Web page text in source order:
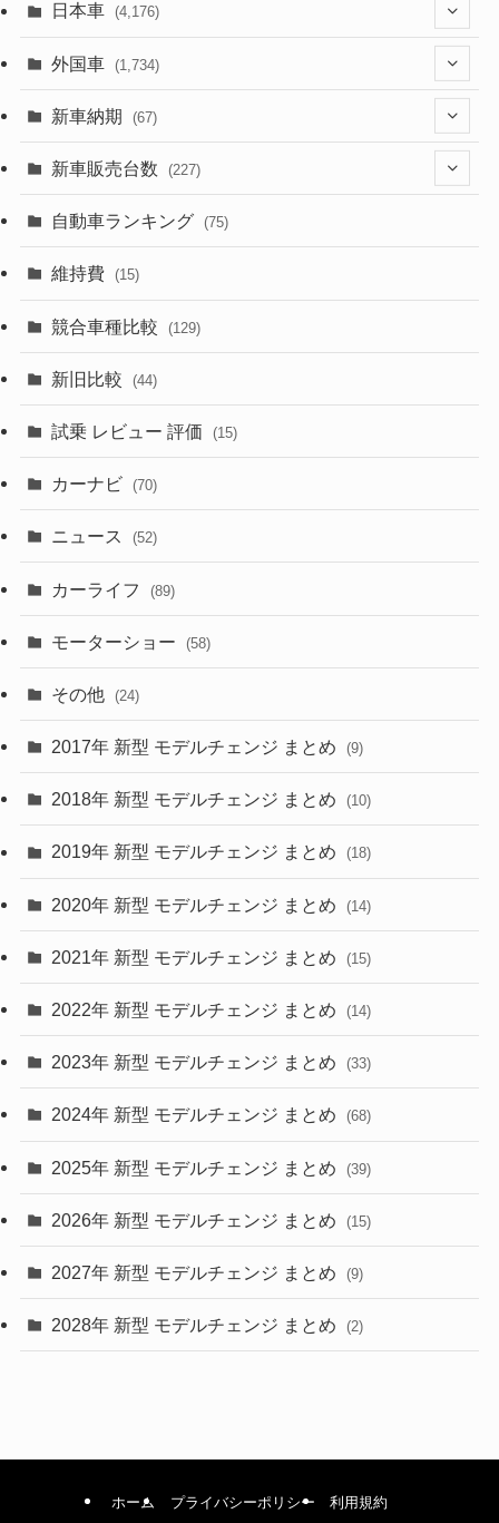
日本車 (4,176)
(1,322)
(330)
(357)
(328)
(253)
外国車 (1,734)
(242)
(85)
(84)
(50)
(43)
(6)
(9)
(30)
(27)
(58)
(28)
(27)
(26)
(10)
(35)
(10)
(9)
(22)
(4)
(9)
(4)
(1)
新車納期 (67)
(28)
(8)
(3)
(3)
新車販売台数 (227)
(21)
(5)
(7)
自動車ランキング (75)
維持費 (15)
競合車種比較 (129)
新旧比較 (44)
試乗 レビュー 評価 (15)
カーナビ (70)
ニュース (52)
カーライフ (89)
モーターショー (58)
その他 (24)
2017年 新型 モデルチェンジ まとめ (9)
2018年 新型 モデルチェンジ まとめ (10)
2019年 新型 モデルチェンジ まとめ (18)
2020年 新型 モデルチェンジ まとめ (14)
2021年 新型 モデルチェンジ まとめ (15)
2022年 新型 モデルチェンジ まとめ (14)
2023年 新型 モデルチェンジ まとめ (33)
2024年 新型 モデルチェンジ まとめ (68)
2025年 新型 モデルチェンジ まとめ (39)
2026年 新型 モデルチェンジ まとめ (15)
2027年 新型 モデルチェンジ まとめ (9)
2028年 新型 モデルチェンジ まとめ (2)
ホーム プライバシーポリシー 利用規約